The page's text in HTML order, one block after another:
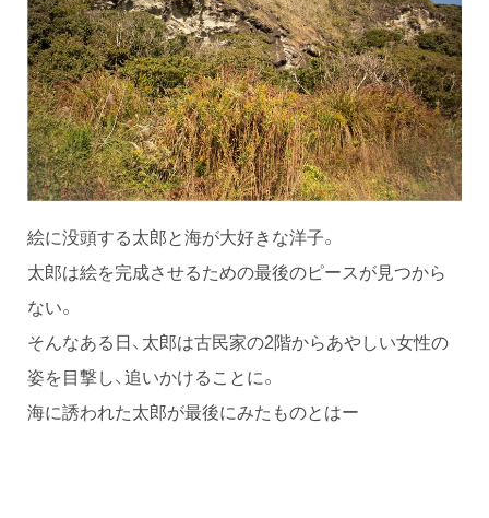
絵に没頭する太郎と海が大好きな洋子。
太郎は絵を完成させるための最後のピースが見つから
ない。
そんなある日、太郎は古民家の2階からあやしい女性の
姿を目撃し、追いかけることに。
海に誘われた太郎が最後にみたものとはー